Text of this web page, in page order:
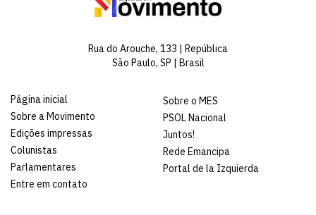
Rua do Arouche, 133 | República
São Paulo, SP | Brasil
Página inicial
Sobre a Movimento
Edições impressas
Colunistas
Parlamentares
Entre em contato
Sobre o MES
PSOL Nacional
Juntos!
Rede Emancipa
Portal de la Izquierda